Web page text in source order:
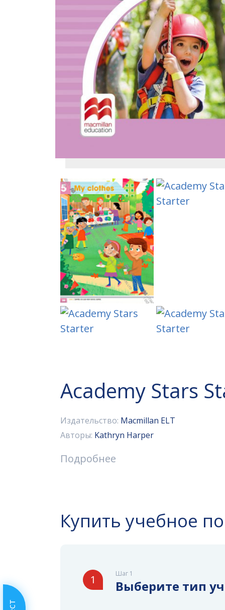
Academy Stars
Издательство: Macmillan ELT
Авторы: Kathryn Harper
Подробнее
Купить учебное
Шаг 1
1 Выберите тип